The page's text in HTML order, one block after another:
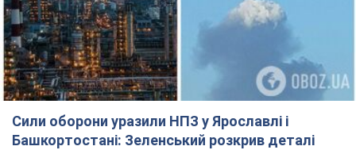
Сили оборони уразили НПЗ у Ярославлі і
Башкортостані: Зеленський розкрив деталі